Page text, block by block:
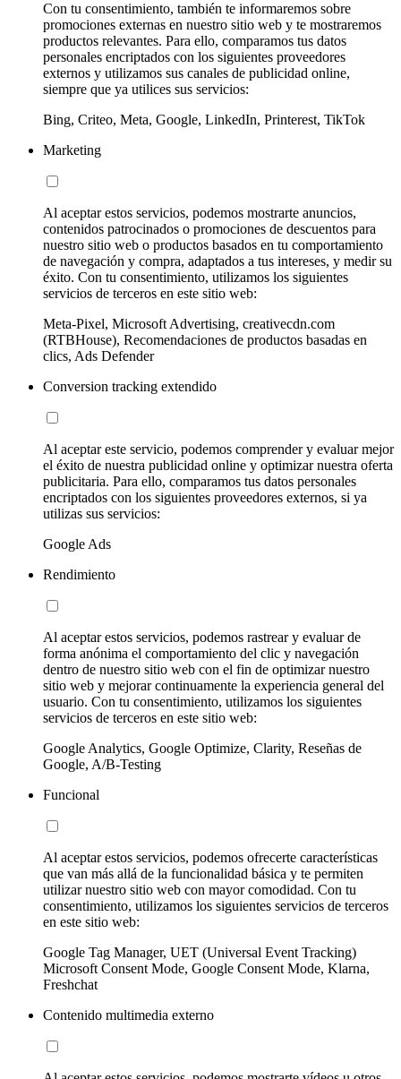
Con tu consentimiento, también te informaremos sobre
promociones externas en nuestro sitio web y te mostraremos
productos relevantes. Para ello, comparamos tus datos
personales encriptados con los siguientes proveedores
externos y utilizamos sus canales de publicidad online,
siempre que ya utilices sus servicios:
Bing, Criteo, Meta, Google, LinkedIn, Printerest, TikTok
Marketing
Al aceptar estos servicios, podemos mostrarte anuncios,
contenidos patrocinados o promociones de descuentos para
nuestro sitio web o productos basados en tu comportamiento
de navegación y compra, adaptados a tus intereses, y medir su
éxito. Con tu consentimiento, utilizamos los siguientes
servicios de terceros en este sitio web:
Meta-Pixel, Microsoft Advertising, creativecdn.com
(RTBHouse), Recomendaciones de productos basadas en
clics, Ads Defender
Conversion tracking extendido
Al aceptar este servicio, podemos comprender y evaluar mejor
el éxito de nuestra publicidad online y optimizar nuestra oferta
publicitaria. Para ello, comparamos tus datos personales
encriptados con los siguientes proveedores externos, si ya
utilizas sus servicios:
Google Ads
Rendimiento
Al aceptar estos servicios, podemos rastrear y evaluar de
forma anónima el comportamiento del clic y navegación
dentro de nuestro sitio web con el fin de optimizar nuestro
sitio web y mejorar continuamente la experiencia general del
usuario. Con tu consentimiento, utilizamos los siguientes
servicios de terceros en este sitio web:
Google Analytics, Google Optimize, Clarity, Reseñas de
Google, A/B-Testing
Funcional
Al aceptar estos servicios, podemos ofrecerte características
que van más allá de la funcionalidad básica y te permiten
utilizar nuestro sitio web con mayor comodidad. Con tu
consentimiento, utilizamos los siguientes servicios de terceros
en este sitio web:
Google Tag Manager, UET (Universal Event Tracking)
Microsoft Consent Mode, Google Consent Mode, Klarna,
Freshchat
Contenido multimedia externo